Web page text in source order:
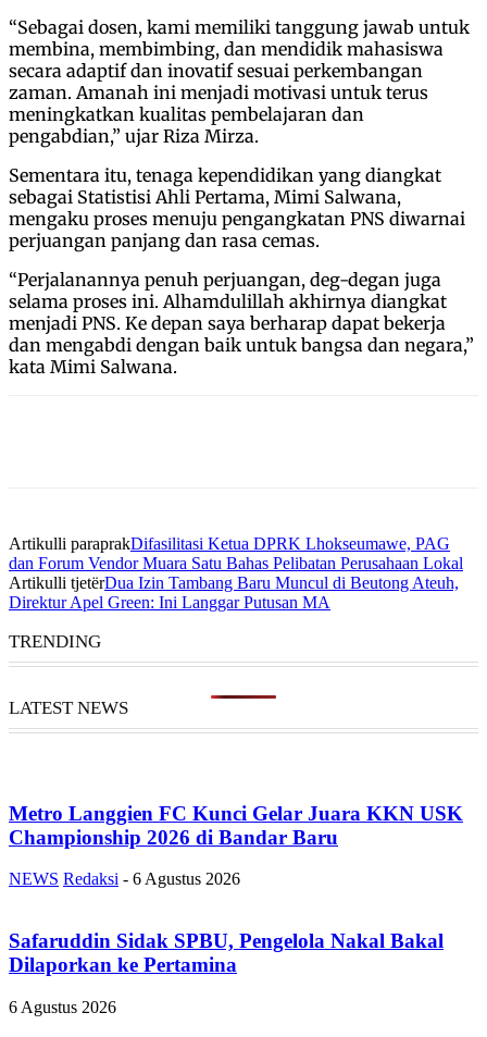
“Sebagai dosen, kami memiliki tanggung jawab untuk
membina, membimbing, dan mendidik mahasiswa
secara adaptif dan inovatif sesuai perkembangan
zaman. Amanah ini menjadi motivasi untuk terus
meningkatkan kualitas pembelajaran dan
pengabdian,” ujar Riza Mirza.
Sementara itu, tenaga kependidikan yang diangkat
sebagai Statistisi Ahli Pertama, Mimi Salwana,
mengaku proses menuju pengangkatan PNS diwarnai
perjuangan panjang dan rasa cemas.
“Perjalanannya penuh perjuangan, deg-degan juga
selama proses ini. Alhamdulillah akhirnya diangkat
menjadi PNS. Ke depan saya berharap dapat bekerja
dan mengabdi dengan baik untuk bangsa dan negara,”
kata Mimi Salwana.
Artikulli paraprakDifasilitasi Ketua DPRK Lhokseumawe, PAG
dan Forum Vendor Muara Satu Bahas Pelibatan Perusahaan Lokal
Artikulli tjetërDua Izin Tambang Baru Muncul di Beutong Ateuh,
Direktur Apel Green: Ini Langgar Putusan MA
TRENDING
LATEST NEWS
Metro Langgien FC Kunci Gelar Juara KKN USK
Championship 2026 di Bandar Baru
NEWS Redaksi - 6 Agustus 2026
Safaruddin Sidak SPBU, Pengelola Nakal Bakal
Dilaporkan ke Pertamina
6 Agustus 2026